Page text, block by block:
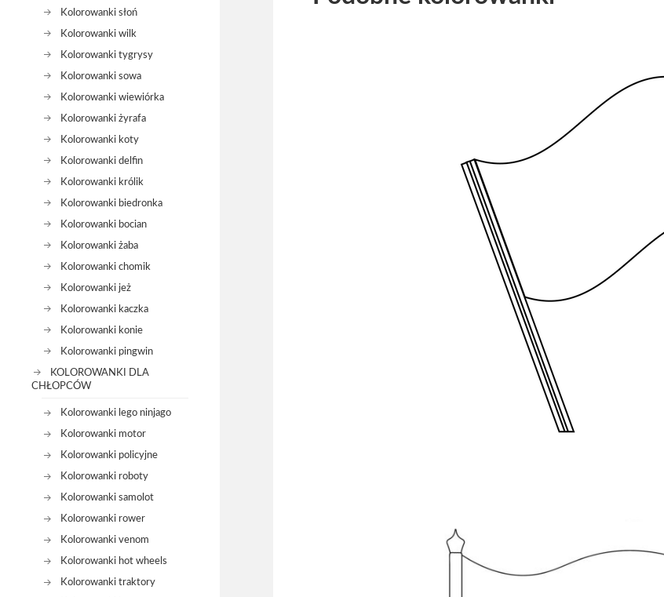
Kolorowanki słoń
Kolorowanki wilk
Kolorowanki tygrysy
Kolorowanki sowa
Kolorowanki wiewiórka
Kolorowanki żyrafa
Kolorowanki koty
Kolorowanki delfin
Kolorowanki królik
Kolorowanki biedronka
Kolorowanki bocian
Kolorowanki żaba
Kolorowanki chomik
Kolorowanki jeż
Kolorowanki kaczka
Kolorowanki konie
Kolorowanki pingwin
KOLOROWANKI DLA
CHŁOPCÓW
Kolorowanki lego ninjago
Kolorowanki motor
Kolorowanki policyjne
Kolorowanki roboty
Kolorowanki samolot
Kolorowanki rower
Kolorowanki venom
Kolorowanki hot wheels
Kolorowanki traktory